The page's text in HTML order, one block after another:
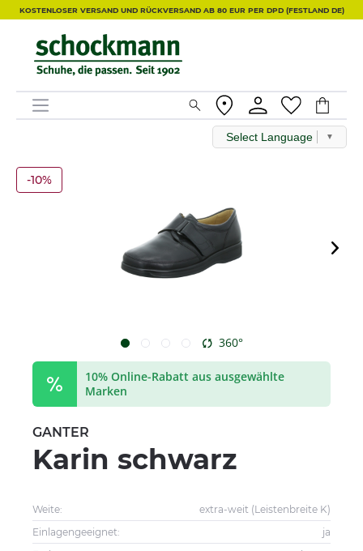
KOSTENLOSER VERSAND UND RÜCKVERSAND AB 80 EUR PER DPD (FESTLAND DE)
Select Language ▼
-10%
360°
10% Online-Rabatt aus ausgewählte
Marken
GANTER
Karin schwarz
Weite:
extra-weit (Leistenbreite K)
Einlagengeeignet:
ja